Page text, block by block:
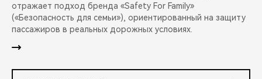
отражает подход бренда «Safety For Family»
(«Безопасность для семьи»), ориентированный на защиту
пассажиров в реальных дорожных условиях.